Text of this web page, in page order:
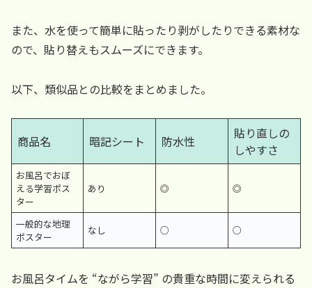
また、水を使って簡単に貼ったり剥がしたりできる素材な
ので、貼り替えもスムーズにできます。
以下、類似品との比較をまとめました。
商品名 暗記シート 防水性
貼り直しの
しやすさ
お風呂でおぼ
える学習ポス
ター
あり ◎ ◎
一般的な地理
ポスター
なし ○ ○
お風呂タイムを “ながら学習” の貴重な時間に変えられる